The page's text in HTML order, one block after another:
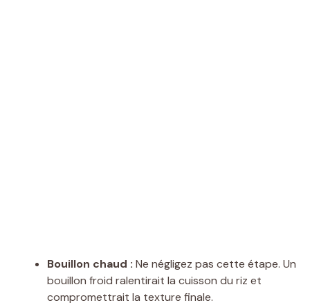
Bouillon chaud : Ne négligez pas cette étape. Un
bouillon froid ralentirait la cuisson du riz et
compromettrait la texture finale.